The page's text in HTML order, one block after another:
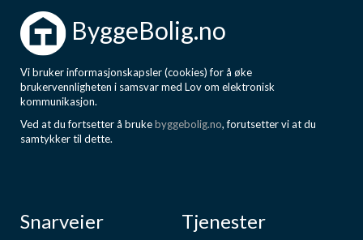
Boligmappa+
Få mer ut av Boligmappa
ByggeBolig.no
Vi bruker informasjonskapsler (cookies) for å øke
brukervennligheten i samsvar med Lov om elektronisk
kommunikasjon.
Ved at du fortsetter å brukebyggebolig.no, forutsetter vi at du
samtykker til dette.
Snarveier Tjenester